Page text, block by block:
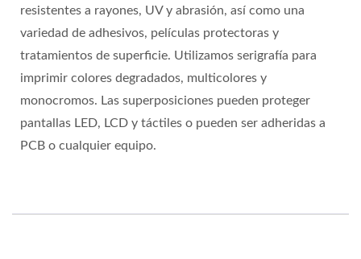
resistentes a rayones, UV y abrasión, así como una
variedad de adhesivos, películas protectoras y
tratamientos de superficie. Utilizamos serigrafía para
imprimir colores degradados, multicolores y
monocromos. Las superposiciones pueden proteger
pantallas LED, LCD y táctiles o pueden ser adheridas a
PCB o cualquier equipo.